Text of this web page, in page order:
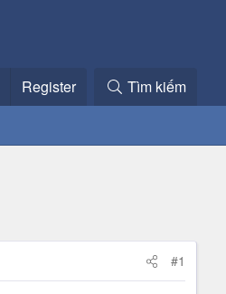
Register Tìm kiếm
#1